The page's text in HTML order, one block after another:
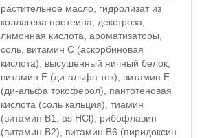
растительное масло, гидролизат из
коллагена протеина, декстроза,
лимонная кислота, ароматизаторы,
соль, витамин С (аскорбиновая
кислота), высушенный яичный белок,
витамин Е (ди-альфа ток), витамин Е
(ди-альфа токоферол), пантотеновая
кислота (соль кальция), тиамин
(витамин В1, as HCl), рибофлавин
(витамин В2), витамин В6 (пиридоксин